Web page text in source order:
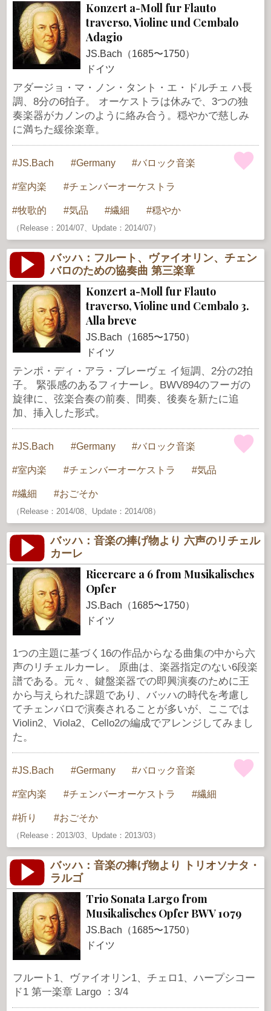
Konzert a-Moll fur Flauto
traverso, Violine und Cembalo
Adagio
JS.Bach（1685〜1750）
ドイツ
アダージョ・マ・ノン・タント・エ・ドルチェ ハ長
調、8分の6拍子。 オーケストラは休みで、3つの独
奏楽器がカノンのように絡み合う。穏やかで慈しみ
に満ちた緩徐楽章。
JS.Bach Germany バロック音楽
室内楽 チェンバーオーケストラ
牧歌的 気品 繊細 穏やか
（Release：2014/07、Update：2014/07）
バッハ：フルート、ヴァイオリン、チェン
バロのための協奏曲 第三楽章
Konzert a-Moll fur Flauto
traverso, Violine und Cembalo 3.
Alla breve
JS.Bach（1685〜1750）
ドイツ
テンポ・ディ・アラ・ブレーヴェ イ短調、2分の2拍
子。 緊張感のあるフィナーレ。BWV894のフーガの
旋律に、弦楽合奏の前奏、間奏、後奏を新たに追
加、挿入した形式。
JS.Bach Germany バロック音楽
室内楽 チェンバーオーケストラ 気品
繊細 おごそか
（Release：2014/08、Update：2014/08）
バッハ：音楽の捧げ物より 六声のリチェル
カーレ
Ricercare a 6 from Musikalisches
Opfer
JS.Bach（1685〜1750）
ドイツ
1つの主題に基づく16の作品からなる曲集の中から六
声のリチェルカーレ。 原曲は、楽器指定のない6段楽
譜である。元々、鍵盤楽器での即興演奏のために王
から与えられた課題であり、バッハの時代を考慮し
てチェンバロで演奏されることが多いが、ここでは
Violin2、Viola2、Cello2の編成でアレンジしてみまし
た。
JS.Bach Germany バロック音楽
室内楽 チェンバーオーケストラ 繊細
祈り おごそか
（Release：2013/03、Update：2013/03）
バッハ：音楽の捧げ物より トリオソナタ・
ラルゴ
Trio Sonata Largo from
Musikalisches Opfer BWV 1079
JS.Bach（1685〜1750）
ドイツ
フルート1、ヴァイオリン1、チェロ1、ハープシコー
ド1 第一楽章 Largo ：3/4